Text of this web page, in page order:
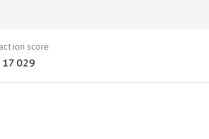
score
17 029